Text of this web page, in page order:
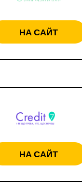
НА САЙТ
НА САЙТ